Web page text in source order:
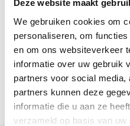
Deze website maakt
We gebruiken cookies om
personaliseren, om
en om ons websiteverkeer
informatie over uw gebruik
partners voor social
partners kunnen deze
informatie die u aan ze
verzameld op basis van
Alle nuttige
het Vinschgau
Heeft u nog informatie
Ortlergebied in het
met ons op, wij zijn u
pagina vindt u alle